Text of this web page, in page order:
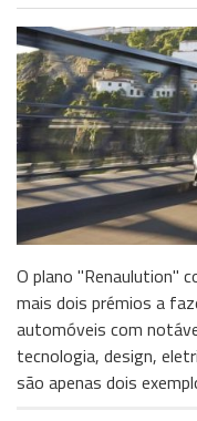
O plano "Renaulution"
mais dois prémios a
automóveis com
tecnologia, design,
são apenas dois